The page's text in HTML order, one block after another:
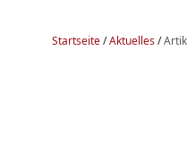
Startseite/Aktuelles/